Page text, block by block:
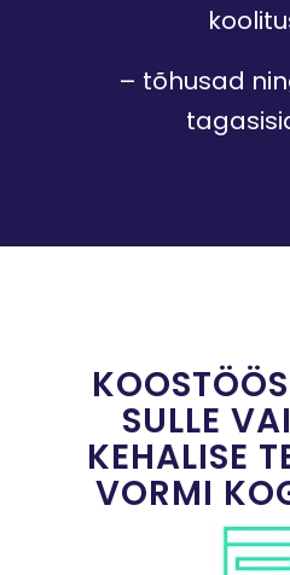
– tõhusad
SULLE
KEHALISE
VORMI